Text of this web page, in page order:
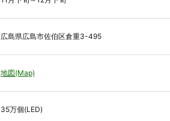
広島県広島市佐伯区倉重3-495
地図(Map)
35万個(LED)